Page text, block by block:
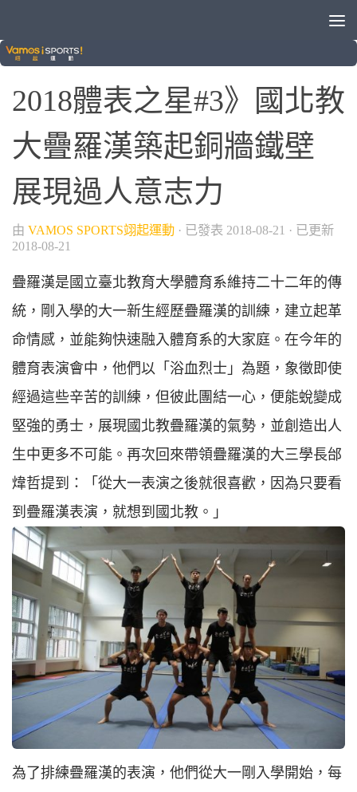
綜合 / 綜合運動
2018體表之星#3》國北教
大疊羅漢築起銅牆鐵壁
展現過人意志力
由 VAMOS SPORTS翊起運動 · 已發表 2018-08-21 · 已更新
2018-08-21
疊羅漢是國立臺北教育大學體育系維持二十二年的傳
統，剛入學的大一新生經歷疊羅漢的訓練，建立起革
命情感，並能夠快速融入體育系的大家庭。在今年的
體育表演會中，他們以「浴血烈士」為題，象徵即使
經過這些辛苦的訓練，但彼此團結一心，便能蛻變成
堅強的勇士，展現國北教疊羅漢的氣勢，並創造出人
生中更多不可能。再次回來帶領疊羅漢的大三學長邰
煒哲提到：「從大一表演之後就很喜歡，因為只要看
到疊羅漢表演，就想到國北教。」
為了排練疊羅漢的表演，他們從大一剛入學開始，每